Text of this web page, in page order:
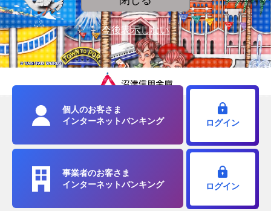
個人のお客さま
インターネットバンキング
ログイン
事業者のお客さま
インターネットバンキング
ログイン
今後表示しない